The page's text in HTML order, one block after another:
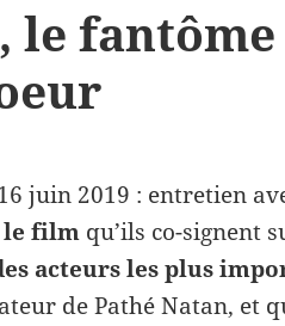
le
juin 2019 : entretien
le film qu’ils co-signent
acteurs les plus
de Pathé Natan, et